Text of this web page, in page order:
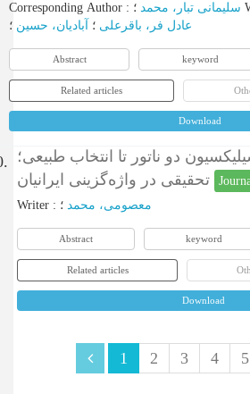
Corresponding Author : سلیمانی تبار، محمد
عادل فر، باقرعلی ؛ آبادیان، حسین ؛
Abstract keyword
Related articles
Download
دو ناتور تا انتخاب طبیعی؛
Writer : معصومی، محمد ؛
Abstract keyword
Related articles
Download
1 2 3 4 5